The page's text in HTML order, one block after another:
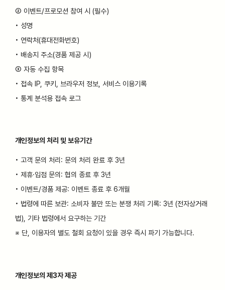
② 이벤트/프로모션 참여 시 (필수)
• 성명
• 연락처(휴대전화번호)
• 배송지 주소(경품 제공 시)
③ 자동 수집 항목
• 접속 IP, 쿠키, 브라우저 정보, 서비스 이용기록
• 통계 분석용 접속 로그
개인정보의 처리 및 보유기간
• 고객 문의 처리: 문의 처리 완료 후 3년
• 제휴·입점 문의: 협의 종료 후 3년
• 이벤트/경품 제공: 이벤트 종료 후 6개월
• 법령에 따른 보관: 소비자 불만 또는 분쟁 처리 기록: 3년 (전자상거래
법), 기타 법령에서 요구하는 기간
※ 단, 이용자의 별도 철회 요청이 있을 경우 즉시 파기 가능합니다.
개인정보의 제3자 제공